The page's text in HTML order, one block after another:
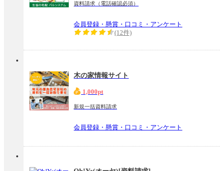
資料請求（電話確認必須）
会員登録・懸賞・口コミ・アンケート
(12件)
木の家情報サイト
1,000pt
新規一括資料請求
会員登録・懸賞・口コミ・アンケート